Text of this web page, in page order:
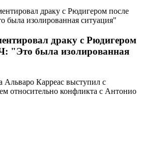
драку с Рюдигером после
была изолированная ситуация"
драку с Рюдигером
"Это была изолированная
Карреас выступил с
относительно конфликта с Антонио